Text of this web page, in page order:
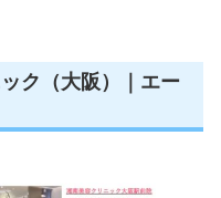
ク（大阪）｜エー